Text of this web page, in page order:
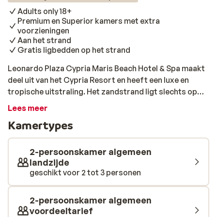
Adults only 18+
Premium en Superior kamers met extra
voorzieningen
Aan het strand
Gratis ligbedden op het strand
Leonardo Plaza Cypria Maris Beach Hotel & Spa maakt
deel uit van het Cypria Resort en heeft een luxe en
tropische uitstraling. Het zandstrand ligt slechts op
een steenworp afstand en biedt de perfecte
zee. De kamers zijn voorzien van een hedendaags
interieur en bieden uitzicht op het zwembad, de
omgeving of de zee. Je vakantie staat hier in het teken
van relaxen: je kunt heerlijk wegdromen op een ligbedje
langs het zwembad, op de grasweide of op het
aangrenzende zandstrand. Als je het te warm krijgt is
een duik in het water al snel gemaakt. Zin in een
verfrissend drankje? Dan is de gezellige poolbar binnen
Lees meer
Kamertypes
2-persoonskamer algemeen
landzijde
geschikt voor 2 tot 3 personen
2-persoonskamer algemeen
voordeeltarief